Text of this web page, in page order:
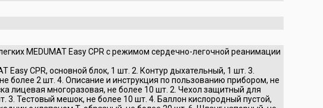
MEDUMAT Easy CPR с режимом сердечно-легочной реанимации
Easy CPR, основной блок, 1 шт. 2. Контур дыхательный, 1 шт. 3.
более 2 шт. 4. Описание и инструкция по пользованию прибором, не
лицевая многоразовая, не более 10 шт. 2. Чехол защитный для
3. Тестовый мешок, не более 10 шт. 4. Баллон кислородный пустой,